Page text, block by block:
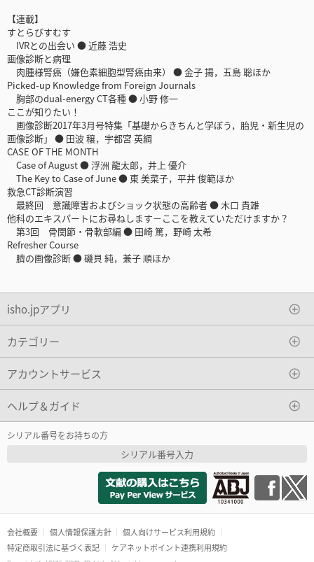
【連載】
すとらびすむす
IVRとの出会い ● 近藤 浩史
画像診断と病理
肉腫様腎癌（嫌色素細胞型腎癌由来） ● 金子 揚，五島 聡ほか
Picked-up Knowledge from Foreign Journals
胸部のdual-energy CT各種 ● 小野 修一
ここが知りたい！
画像診断2017年3月号特集「基礎からきちんと学ぼう，胎児・新生児の
画像診断」 ● 田波 穣，宇都宮 英綱
CASE OF THE MONTH
Case of August ● 浮洲 龍太郎，井上 優介
The Key to Case of June ● 東 美菜子，平井 俊範ほか
救急CT診断演習
最終回 意識障害およびショック状態の高齢者 ● 木口 貴雄
他科のエキスパートにお尋ねします－ここを教えていただけますか？
第3回 骨関節・骨軟部編 ● 田崎 篤，野崎 太希
Refresher Course
臍の画像診断 ● 磯貝 純，兼子 順ほか
isho.jpアプリ
カテゴリー
アカウントサービス
ヘルプ＆ガイド
シリアル番号をお持ちの方
シリアル番号入力
会社概要 個人情報保護方針
個人向けサービス利用規約
特定商取引法に基づく表記
ケアネットポイント連携利用規約